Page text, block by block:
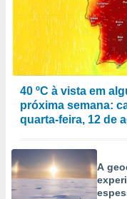
40 ºC à vista em
próxima semana:
quarta-feira, 12 de
A